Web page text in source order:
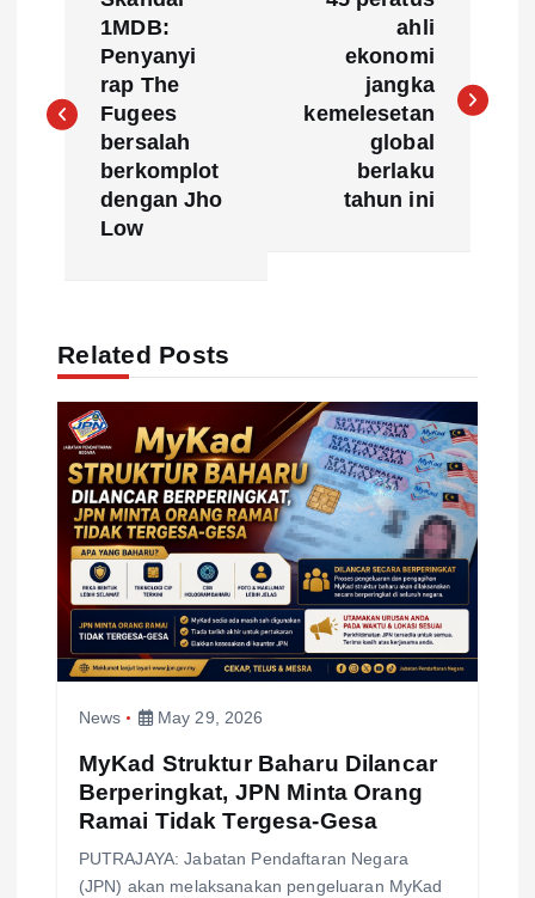
s
g
o
1MDB:
Penyanyi
rap The
Fugees
bersalah
berkomplot
dengan Jho
Low
ahli
ekonomi
jangka
kemelesetan
global
berlaku
tahun ini
Related Posts
News May 29, 2026
MyKad Struktur Baharu Dilancar
Berperingkat, JPN Minta Orang
Ramai Tidak Tergesa-Gesa
PUTRAJAYA: Jabatan Pendaftaran Negara
(JPN) akan melaksanakan pengeluaran MyKad